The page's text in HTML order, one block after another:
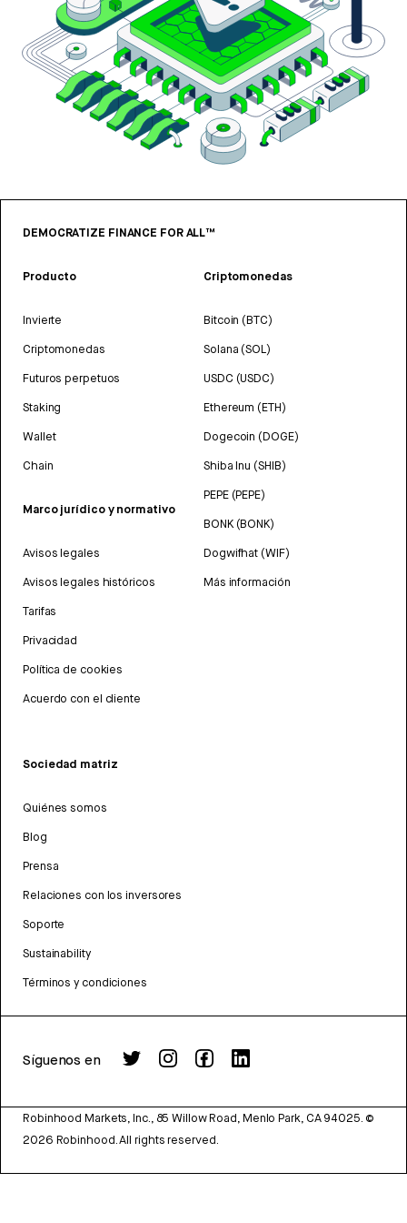
DEMOCRATIZE FINANCE FOR ALL™
Producto
Invierte
Criptomonedas
Futuros perpetuos
Staking
Wallet
Chain
Marco jurídico y normativo
Avisos legales
Avisos legales históricos
Tarifas
Privacidad
Política de cookies
Acuerdo con el cliente
Criptomonedas
Bitcoin (BTC)
Solana (SOL)
USDC (USDC)
Ethereum (ETH)
Dogecoin (DOGE)
Shiba Inu (SHIB)
PEPE (PEPE)
BONK (BONK)
Dogwifhat (WIF)
Más información
Sociedad matriz
Quiénes somos
Blog
Prensa
Relaciones con los inversores
Soporte
Sustainability
Términos y condiciones
Síguenos en
Robinhood Markets, Inc., 85 Willow Road, Menlo Park, CA 94025. ©
2026 Robinhood. All rights reserved.